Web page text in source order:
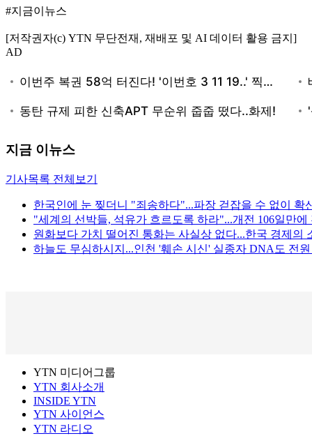
#지금이뉴스
[저작권자(c) YTN 무단전재, 재배포 및 AI 데이터 활용 금지]
AD
지금 이뉴스
기사목록 전체보기
한국인에 눈 찢더니 "죄송하다"...파장 걷잡을 수 없이 확
"세계의 선박들, 석유가 흐르도록 하라"...개전 106일만에
원화보다 가치 떨어진 통화는 사실상 없다...한국 경제의
하늘도 무심하시지...인천 '훼손 시신' 실종자 DNA도 전
YTN 미디어그룹
YTN 회사소개
INSIDE YTN
YTN 사이언스
YTN 라디오